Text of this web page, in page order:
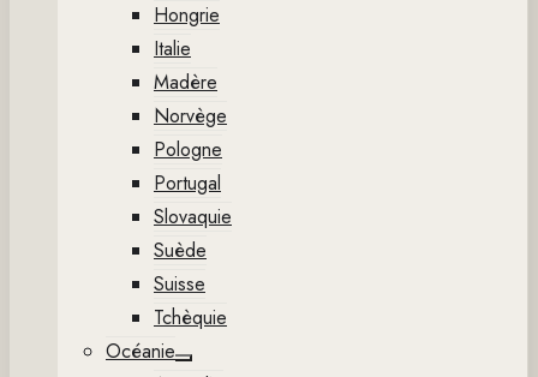
Hongrie
Italie
Madère
Norvège
Pologne
Portugal
Slovaquie
Suède
Suisse
Tchèquie
Océanie
Show